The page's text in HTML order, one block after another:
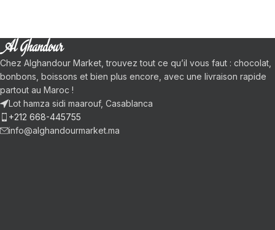
Chez Alghandour Market, trouvez tout ce qu’il vous faut : chocolat,
bonbons, boissons et bien plus encore, avec une livraison rapide
partout au Maroc !
Lot hamza sidi maarouf, Casablanca
+212 668-445755
info@alghandourmarket.ma